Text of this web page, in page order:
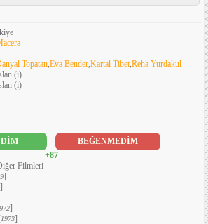
Topatan Eva Bender Kartal Tibet Reha Yurdakul
(i)
(i)
BEĞENMEDİM
+87
Filmleri
]
]
]
1973]